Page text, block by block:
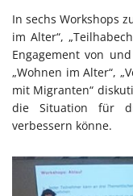
In sechs Workshops
im Alter“,
Engagement von
„Wohnen im Alter“,
mit Migranten“
die Situation für
verbessern könne.